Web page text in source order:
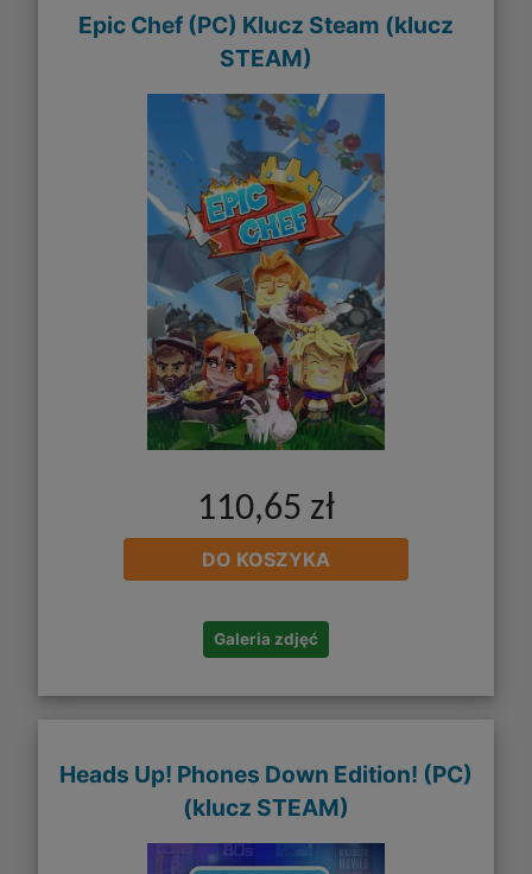
Epic Chef (PC) Klucz Steam (klucz
STEAM)
110,65 zł
DO KOSZYKA
Galeria zdjęć
Heads Up! Phones Down Edition! (PC)
(klucz STEAM)